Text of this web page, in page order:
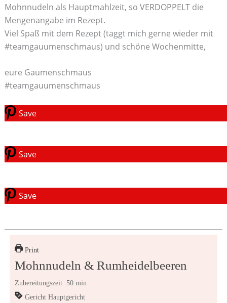
Mohnnudeln als Hauptmahlzeit, so VERDOPPELT die
Mengenangabe im Rezept.
Viel Spaß mit dem Rezept (taggt mich gerne wieder mit
#teamgauumenschmaus) und schöne Wochenmitte,
eure Gaumenschmaus
#teamgauumenschmaus
Save
Save
Save
Print
Mohnnudeln & Rumheidelbeeren
Zubereitungszeit: 50 min
Gericht Hauptgericht